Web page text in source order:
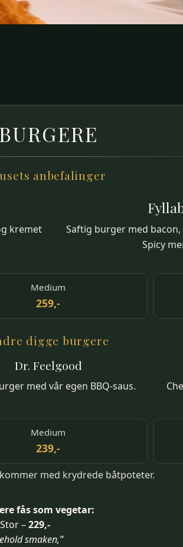
BURGERE
anbefalinger
kremet
Saftig burger med bacon,
Spicy
Medium
259,-
digge burgere
Dr. Feelgood
med vår egen BBQ-saus.
Medium
239,-
med krydrede båtpoteter.
fås som vegetar:
–229,-
smaken,”